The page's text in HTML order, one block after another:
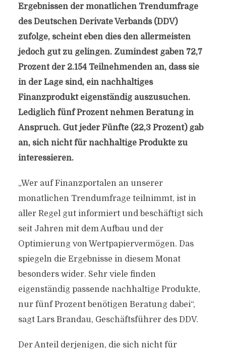
Ergebnissen der monatlichen Trendumfrage
des Deutschen Derivate Verbands (DDV)
zufolge, scheint eben dies den allermeisten
jedoch gut zu gelingen. Zumindest gaben 72,7
Prozent der 2.154 Teilnehmenden an, dass sie
in der Lage sind, ein nachhaltiges
Finanzprodukt eigenständig auszusuchen.
Lediglich fünf Prozent nehmen Beratung in
Anspruch. Gut jeder Fünfte (22,3 Prozent) gab
an, sich nicht für nachhaltige Produkte zu
interessieren.
„Wer auf Finanzportalen an unserer
monatlichen Trendumfrage teilnimmt, ist in
aller Regel gut informiert und beschäftigt sich
seit Jahren mit dem Aufbau und der
Optimierung von Wertpapiervermögen. Das
spiegeln die Ergebnisse in diesem Monat
besonders wider. Sehr viele finden
eigenständig passende nachhaltige Produkte,
nur fünf Prozent benötigen Beratung dabei“,
sagt Lars Brandau, Geschäftsführer des DDV.
Der Anteil derjenigen, die sich nicht für